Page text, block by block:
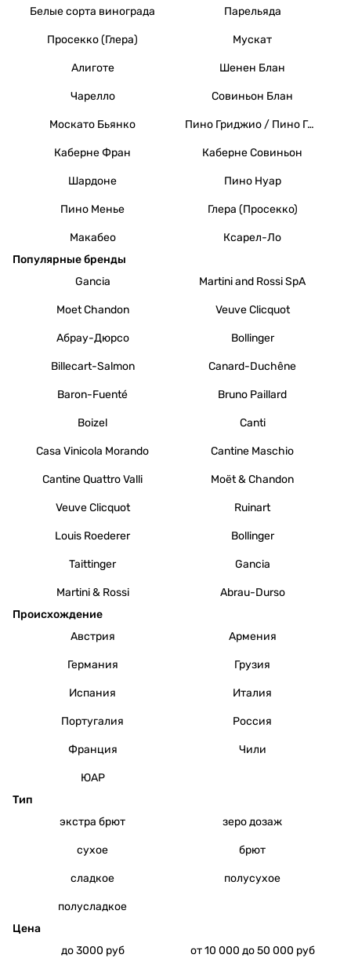
Белые сорта винограда Парельяда
Просекко (Глера) Мускат
Алиготе Шенен Блан
Чарелло Совиньон Блан
Москато Бьянко Пино Гриджио / Пино Гри
Каберне Фран Каберне Совиньон
Шардоне Пино Нуар
Пино Менье Глера (Просекко)
Макабео
Ксарел-Ло
Популярные бренды
Gancia
Martini and Rossi SpA
Moet Chandon Veuve Clicquot
Абрау-Дюрсо Bollinger
Billecart-Salmon Canard-Duchêne
Baron-Fuenté Bruno Paillard
Boizel Canti
Casa Vinicola Morando Cantine Maschio
Cantine Quattro Valli Moët & Chandon
Veuve Clicquot Ruinart
Louis Roederer Bollinger
Taittinger Gancia
Martini & Rossi
Abrau-Durso
Происхождение
Австрия
Армения
Германия Грузия
Испания Италия
Португалия Россия
Франция Чили
ЮАР
Тип
экстра брют
зеро дозаж
сухое брют
сладкое полусухое
полусладкое
Цена
до 3000 руб
от 10 000 до 50 000 руб